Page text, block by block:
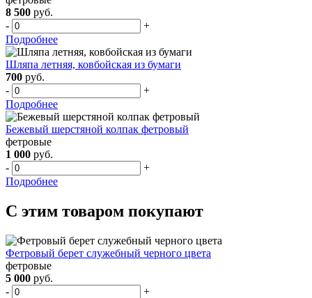
8 500 руб.
-
+
Подробнее
Шляпа летняя, ковбойская из бумаги
700 руб.
-
+
Подробнее
Бежевый шерстяной колпак фетровый
фетровые
1 000 руб.
-
+
Подробнее
С этим товаром покупают
Фетровый берет служебный черного цвета
фетровые
5 000 руб.
-
+